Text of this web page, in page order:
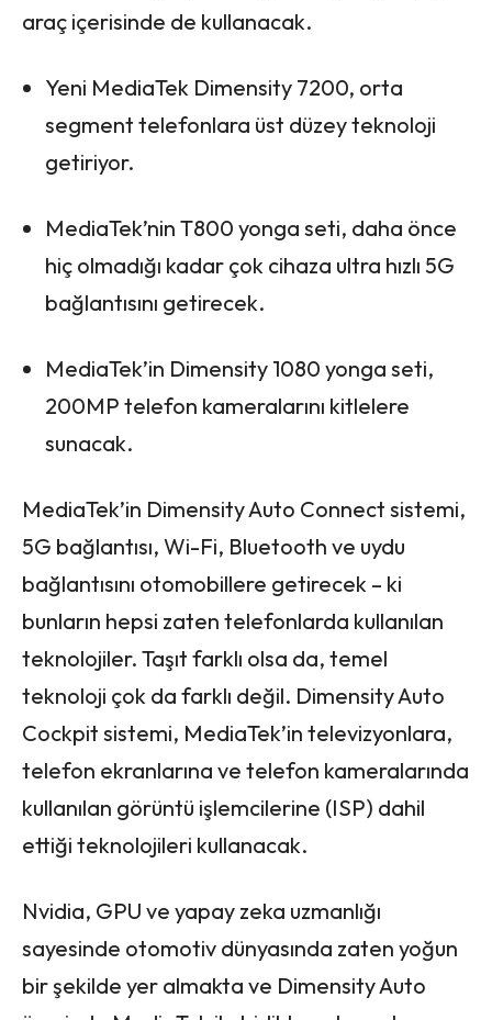
araç içerisinde de kullanacak.
Yeni MediaTek Dimensity 7200, orta
segment telefonlara üst düzey teknoloji
getiriyor.
MediaTek’nin T800 yonga seti, daha önce
hiç olmadığı kadar çok cihaza ultra hızlı 5G
bağlantısını getirecek.
MediaTek’in Dimensity 1080 yonga seti,
200MP telefon kameralarını kitlelere
sunacak.
MediaTek’in Dimensity Auto Connect sistemi,
5G bağlantısı, Wi-Fi, Bluetooth ve uydu
bağlantısını otomobillere getirecek – ki
bunların hepsi zaten telefonlarda kullanılan
teknolojiler. Taşıt farklı olsa da, temel
teknoloji çok da farklı değil. Dimensity Auto
Cockpit sistemi, MediaTek’in televizyonlara,
telefon ekranlarına ve telefon kameralarında
kullanılan görüntü işlemcilerine (ISP) dahil
ettiği teknolojileri kullanacak.
Nvidia, GPU ve yapay zeka uzmanlığı
sayesinde otomotiv dünyasında zaten yoğun
bir şekilde yer almakta ve Dimensity Auto